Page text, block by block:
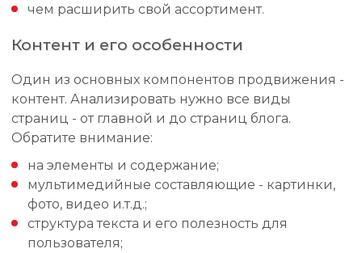
чем расширить свой ассортимент.
Контент и его особенности
Один из основных компонентов продвижения -
контент. Анализировать нужно все виды
страниц - от главной и до страниц блога.
Обратите внимание:
на элементы и содержание;
мультимедийные составляющие - картинки,
фото, видео и.т.д.;
структура текста и его полезность для
пользователя;